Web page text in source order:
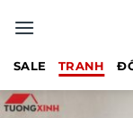
qua
SALE TRANH